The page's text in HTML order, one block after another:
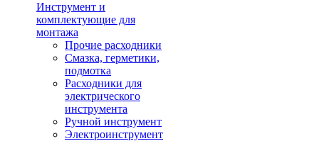
Инструмент и
комплектующие для
монтажа
Прочие расходники
Смазка, герметики,
подмотка
Расходники для
электрического
инструмента
Ручной инструмент
Электроинструмент